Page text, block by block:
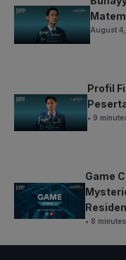
August
Profil
• 9
Game
• 8